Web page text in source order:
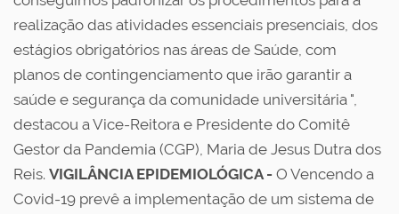
realização das atividades essenciais presenciais, dos
estágios obrigatórios nas áreas de Saúde, com
planos de contingenciamento que irão garantir a
saúde e segurança da comunidade universitária ",
destacou a Vice-Reitora e Presidente do Comitê
Gestor da Pandemia (CGP), Maria de Jesus Dutra dos
Reis. VIGILÂNCIA EPIDEMIOLÓGICA - O Vencendo a
Covid-19 prevê a implementação de um sistema de